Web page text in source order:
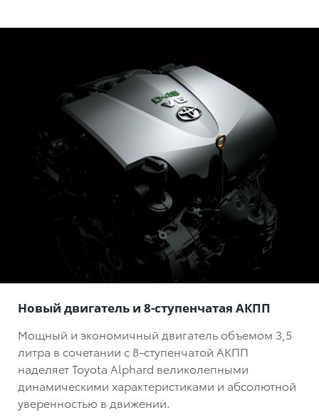
Новый двигатель и 8-ступенчатая АКПП
Мощный и экономичный двигатель объемом 3,5
литра в сочетании с 8-ступенчатой АКПП
наделяет Toyota Alphard великолепными
динамическими характеристиками и абсолютной
уверенностью в движении.